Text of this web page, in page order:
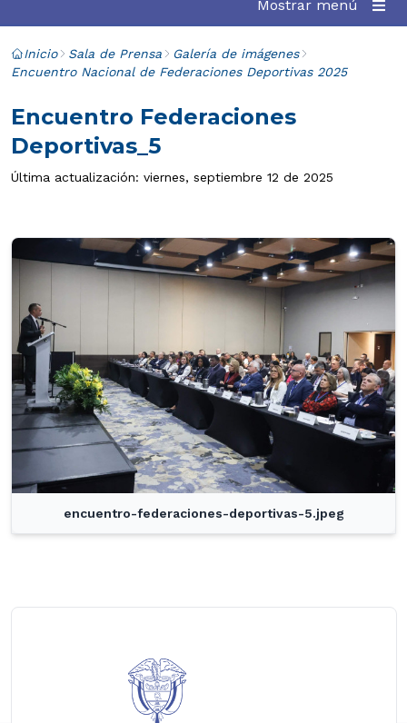
Mostrar menú
Inicio Sala de Prensa
Galería de imágenes
Encuentro Nacional de Federaciones Deportivas 2025
Encuentro Federaciones
Deportivas_5
Última actualización: viernes, septiembre 12 de 2025
encuentro-federaciones-deportivas-5.jpeg